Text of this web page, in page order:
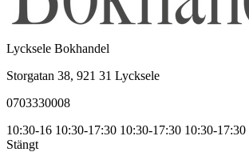
Lycksele Bokhandel
Storgatan 38, 921 31 Lycksele
0703330008
10:30-16 10:30-17:30 10:30-17:30 10:30-17:30
Stängt